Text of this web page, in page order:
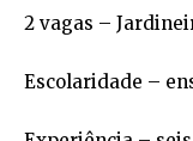
2 vagas –
Escolaridade –